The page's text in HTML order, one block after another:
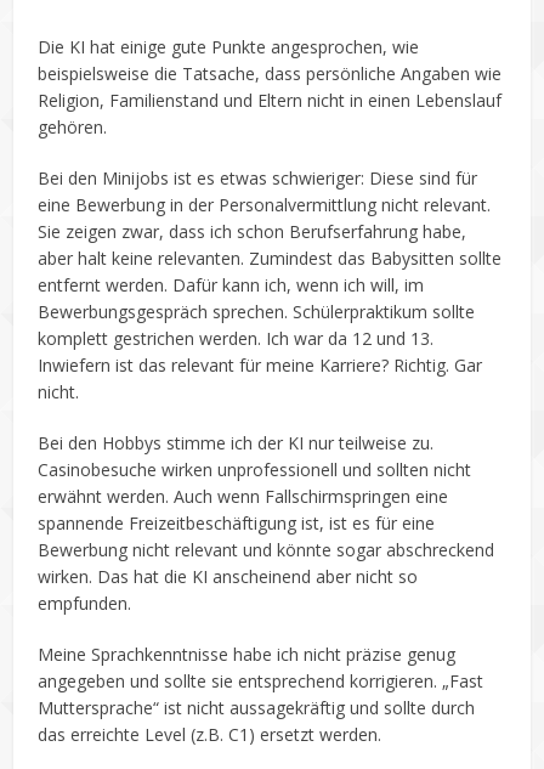
Die KI hat einige gute Punkte angesprochen, wie
beispielsweise die Tatsache, dass persönliche Angaben wie
Religion, Familienstand und Eltern nicht in einen Lebenslauf
gehören.
Bei den Minijobs ist es etwas schwieriger: Diese sind für
eine Bewerbung in der Personalvermittlung nicht relevant.
Sie zeigen zwar, dass ich schon Berufserfahrung habe,
aber halt keine relevanten. Zumindest das Babysitten sollte
entfernt werden. Dafür kann ich, wenn ich will, im
Bewerbungsgespräch sprechen. Schülerpraktikum sollte
komplett gestrichen werden. Ich war da 12 und 13.
Inwiefern ist das relevant für meine Karriere? Richtig. Gar
nicht.
Bei den Hobbys stimme ich der KI nur teilweise zu.
Casinobesuche wirken unprofessionell und sollten nicht
erwähnt werden. Auch wenn Fallschirmspringen eine
spannende Freizeitbeschäftigung ist, ist es für eine
Bewerbung nicht relevant und könnte sogar abschreckend
wirken. Das hat die KI anscheinend aber nicht so
empfunden.
Meine Sprachkenntnisse habe ich nicht präzise genug
angegeben und sollte sie entsprechend korrigieren. „Fast
Muttersprache“ ist nicht aussagekräftig und sollte durch
das erreichte Level (z.B. C1) ersetzt werden.